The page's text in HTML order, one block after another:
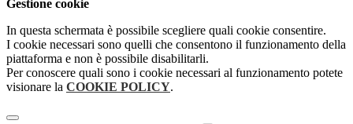
Gestione cookie
In questa schermata è possibile scegliere quali cookie consentire.
I cookie necessari sono quelli che consentono il funzionamento della
piattaforma e non è possibile disabilitarli.
Per conoscere quali sono i cookie necessari al funzionamento potete
visionare la COOKIE POLICY.